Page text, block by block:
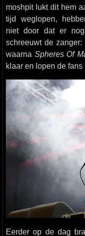
moshpit lukt dit hem
tijd weglopen,
niet door dat er
schreeuwt de zanger:
waarna Spheres Of
klaar en lopen de
Eerder op de dag